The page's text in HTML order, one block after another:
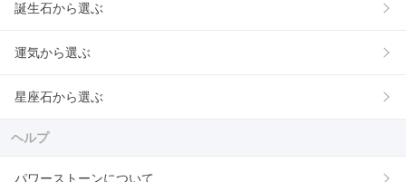
誕生石から選ぶ
運気から選ぶ
星座石から選ぶ
ヘルプ
パワーストーンについて